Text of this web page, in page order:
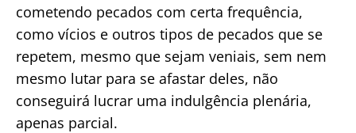
cometendo pecados com certa frequência,
como vícios e outros tipos de pecados que se
repetem, mesmo que sejam veniais, sem nem
mesmo lutar para se afastar deles, não
conseguirá lucrar uma indulgência plenária,
apenas parcial.